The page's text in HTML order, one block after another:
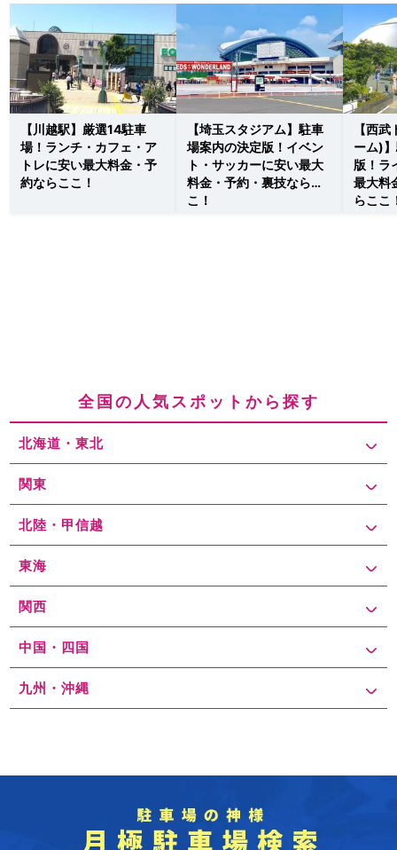
【川越駅】厳選14駐車
場！ランチ・カフェ・ア
トレに安い最大料金・予
約ならここ！
【埼玉スタジアム】駐車
場案内の決定版！イベン
ト・サッカーに安い最大
料金・予約・裏技ならこ
こ！
【西
ーム)
版！ラ
最大料
らここ
全国の人気スポットから探す
北海道・東北
関東
北陸・甲信越
東海
関西
中国・四国
九州・沖縄